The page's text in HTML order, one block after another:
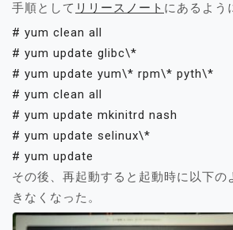
手順として リリースノート にあるよう
# yum clean all
# yum update glibc\*
# yum update yum\* rpm\* pyth\*
# yum clean all
# yum update mkinitrd nash
# yum update selinux\*
# yum update
その後、再起動すると起動時に以下の
きなくなった。